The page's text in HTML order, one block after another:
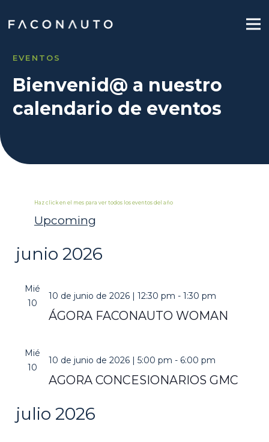
EVENTOS
Bienvenid@ a nuestro
calendario de eventos
Upcoming
fecha.
junio 2026
Mié
10
10 de junio de 2026 | 12:30 pm - 1:30 pm
ÁGORA FACONAUTO WOMAN
Mié
10
10 de junio de 2026 | 5:00 pm - 6:00 pm
AGORA CONCESIONARIOS GMC
julio 2026